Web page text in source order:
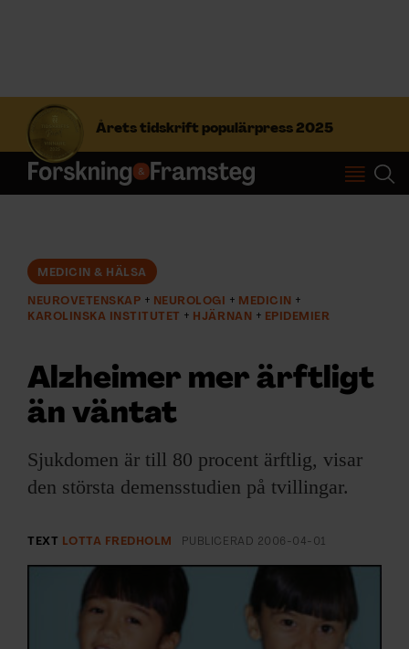
Årets tidskrift populärpress 2025
S
f
t
Prenumerera
NYHETSBREV
ÄMNEN
ARKIV & E-TIDNING
LYSSNA/PODD
SHOP
KONTAKTA F&F
MEDICIN & HÄLSA
NEUROVETENSKAP NEUROLOGI
MEDICIN
KAROLINSKA INSTITUTET
HJÄRNAN EPIDEMIER
Alzheimer mer ärftligt
än väntat
Sjukdomen är till 80 procent ärftlig, visar
den största demensstudien på tvillingar.
TEXT LOTTA FREDHOLM PUBLICERAD 2006-04-01